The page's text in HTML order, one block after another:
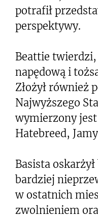
potrafił
perspektywy.
Beattie twierdzi,
napędową i
Złożył również
Najwyższego
wymierzony
Hatebreed,
Basista
bardziej
w ostatnich
zwolnieniem